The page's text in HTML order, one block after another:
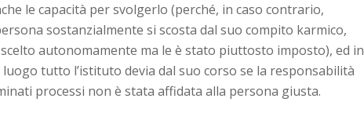
le capacità per svolgerlo (perché, in caso contrario,
sostanzialmente si scosta dal suo compito karmico,
scelto autonomamente ma le è stato piuttosto imposto), ed in
luogo tutto l’istituto devia dal suo corso se la responsabilità
processi non è stata affidata alla persona giusta.